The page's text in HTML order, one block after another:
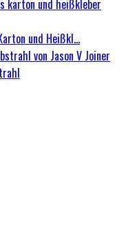
und Heißkl...